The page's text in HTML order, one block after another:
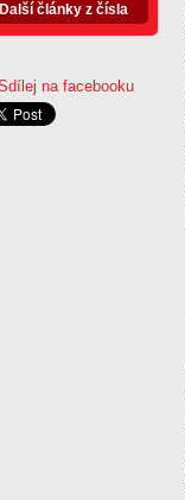
Další články z čísla